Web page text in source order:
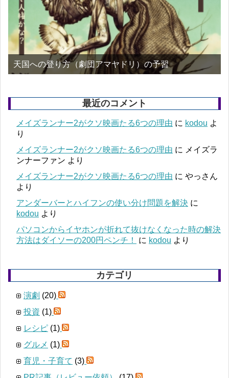
天国への登り方（劇団アマヤドリ）の予習
最近のコメント
メイズランナー2がクソ映画たる6つの理由 に kodou よ
り
メイズランナー2がクソ映画たる6つの理由 に メイズラ
ンナーファン より
メイズランナー2がクソ映画たる6つの理由 に やっさん
より
アンダーバーとハイフンの使い分け問題を解決 に
kodou より
パソコンからイヤホンが折れて抜けなくなった時の解決
方法はダイソーの200円ペンチ！
に kodou より
カテゴリ
演劇 (20)
投資 (1)
レシピ (1)
グルメ (1)
育児・子育て (3)